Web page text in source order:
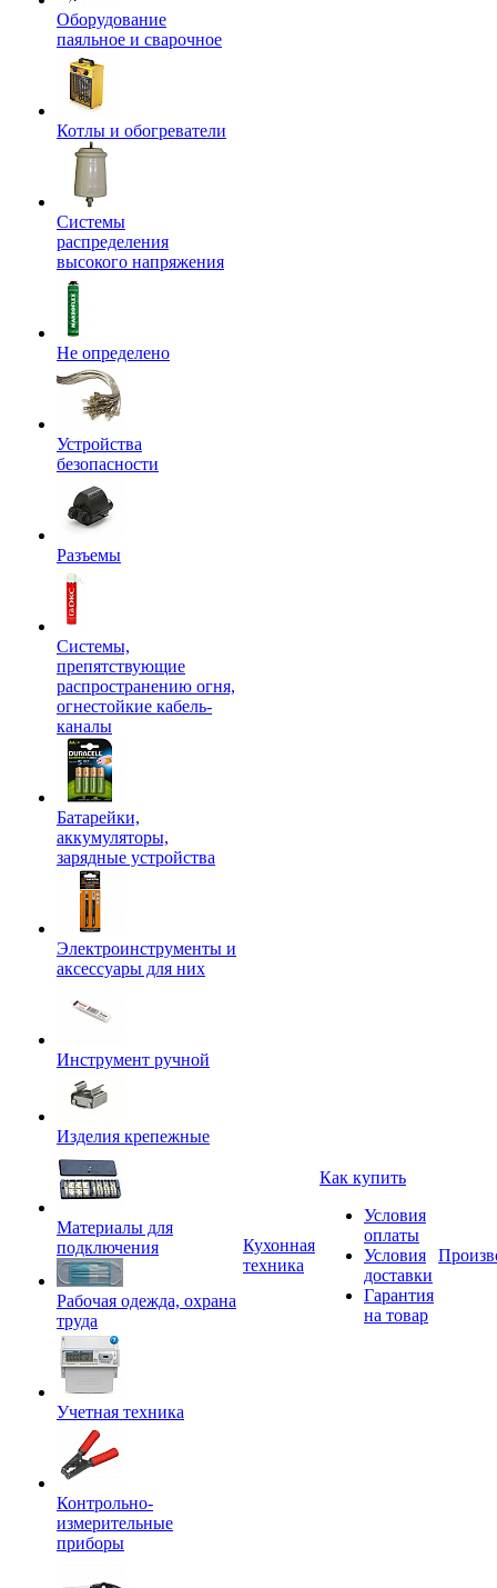
Оборудование
паяльное и сварочное
Котлы и обогреватели
Системы
распределения
высокого напряжения
Не определено
Устройства
безопасности
Разъемы
Системы,
препятствующие
распространению огня,
огнестойкие кабель-
каналы
Батарейки,
аккумуляторы,
зарядные устройства
Электроинструменты и
аксессуары для них
Инструмент ручной
Изделия крепежные
Материалы для
подключения
Рабочая одежда, охрана
труда
Учетная техника
Контрольно-
измерительные
приборы
Кухонная
техника
Как купить
Условия
оплаты
Условия
доставки
Гарантия
на товар